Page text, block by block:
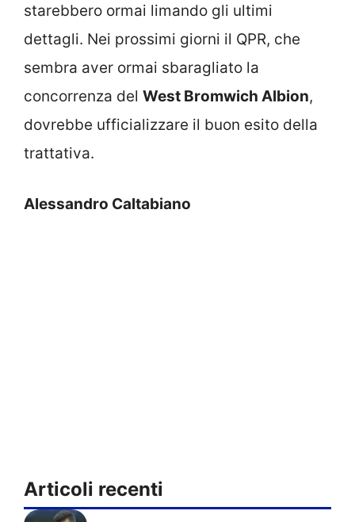
starebbero ormai limando gli ultimi
dettagli. Nei prossimi giorni il QPR, che
sembra aver ormai sbaragliato la
concorrenza del West Bromwich Albion,
dovrebbe ufficializzare il buon esito della
trattativa.
Alessandro Caltabiano
Articoli recenti